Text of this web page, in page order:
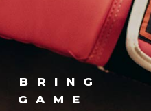
BRING
GAME